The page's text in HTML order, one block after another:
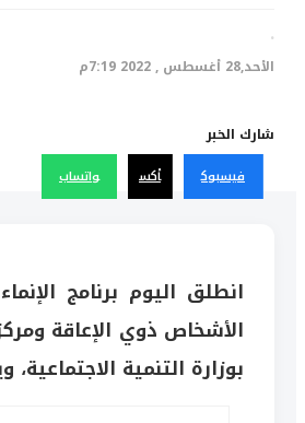
·
الأحد,28 أغسطس , 2022 7:19م
شارك الخبر
فيسبوك أكس واتساب
انطلق اليوم برنامج
الأشخاص ذوي الإعاقة
بوزارة التنمية الاجتماعية، ويستمر إلى